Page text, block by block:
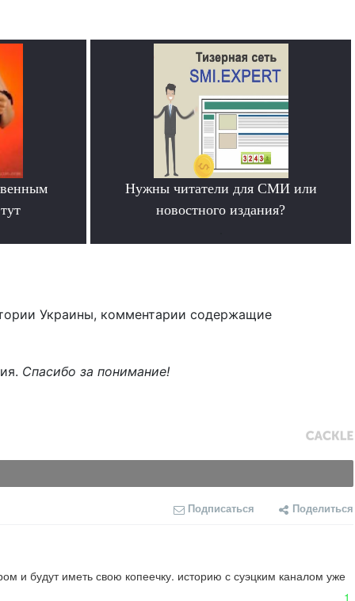
Нужны читатели для СМИ или
новостного издания?
Украины, комментарии содержащие
Спасибо за понимание!
Подписаться Поделиться
и будут иметь свою копеечку. историю с суэцким каналом уже
1